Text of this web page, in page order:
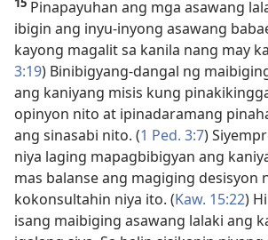
Pinapayuhan ang mga asawang
ibigin ang inyu-inyong asawang
kayong magalit sa kanila nang may
3:19) Binibigyang-dangal ng
ang kaniyang misis kung
opinyon nito at ipinadaramang
ang sinasabi nito. (1 Ped. 3:7)
niya laging mapagbibigyan ang
mas balanse ang magiging desisyon
kokonsultahin niya ito. (Kaw. 15:22)
isang maibiging asawang lalaki ang